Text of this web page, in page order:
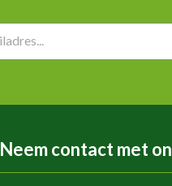
Neem contact met